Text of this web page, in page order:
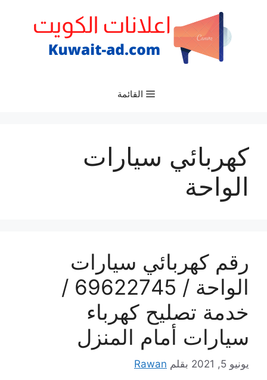
القائمة
كهربائي سيارات
الواحة
رقم كهربائي سيارات
الواحة / 69622745 /
خدمة تصليح كهرباء
سيارات أمام المنزل
يونيو 5, 2021 بقلم Rawan